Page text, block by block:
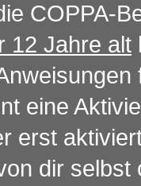
COPPA-
12 Jahre alt
eine
erst
dir selbst